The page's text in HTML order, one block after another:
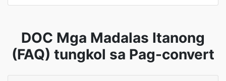
DOC Mga Madalas Itanong
(FAQ) tungkol sa Pag-convert